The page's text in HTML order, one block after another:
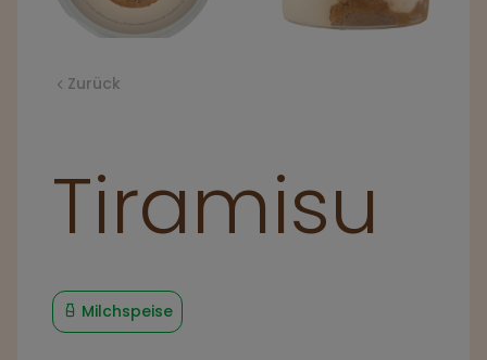
Zurück
Tiramisu
Milchspeise